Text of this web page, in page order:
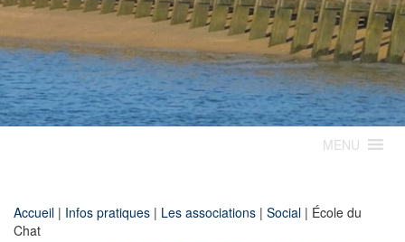
SUR-MER
MENU
Accueil | Infos pratiques | Les associations | Social | École du
Chat